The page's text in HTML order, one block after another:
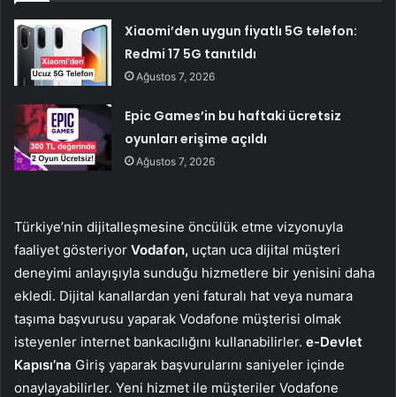
Xiaomi’den uygun fiyatlı 5G telefon:
Redmi 17 5G tanıtıldı
Ağustos 7, 2026
Epic Games’in bu haftaki ücretsiz
oyunları erişime açıldı
Ağustos 7, 2026
Türkiye’nin dijitalleşmesine öncülük etme vizyonuyla
faaliyet gösteriyor Vodafon, uçtan uca dijital müşteri
deneyimi anlayışıyla sunduğu hizmetlere bir yenisini daha
ekledi. Dijital kanallardan yeni faturalı hat veya numara
taşıma başvurusu yaparak Vodafone müşterisi olmak
isteyenler internet bankacılığını kullanabilirler. e-Devlet
Kapısı’na Giriş yaparak başvurularını saniyeler içinde
onaylayabilirler. Yeni hizmet ile müşteriler Vodafone